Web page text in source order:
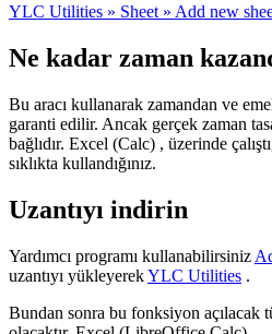
YLC Utilities » Sheet » Add new
Ne kadar zaman
Bu aracı kullanarak zamandan ve
garanti edilir. Ancak gerçek zaman
bağlıdır. Excel (Calc) , üzerinde
sıklıkta kullandığınız.
Uzantıyı indirin
Yardımcı programı kullanabilirsiniz
uzantıyı yükleyerekYLC Utilities .
Bundan sonra bu fonksiyon açılacak